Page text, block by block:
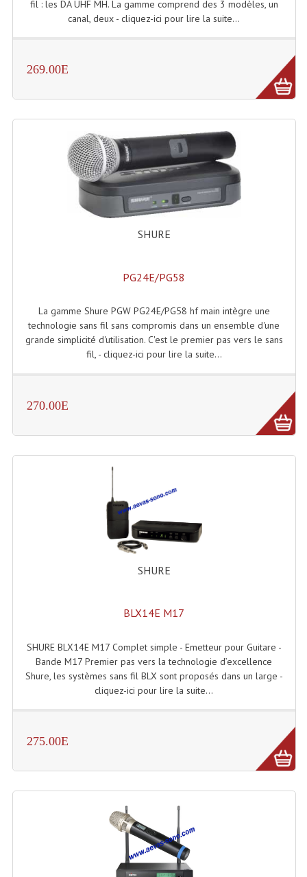
Rack 19 Pouces Multiplis
Machines À Effets Fumées, Mousses, Liquid
Effets Projection Et Jet De CO2
Machines À Brouillard
Lanceur De Flammes Et Cartouche De Gaz
Machine À Etincelles Froides
Machines À Effet Brouillard
Machines À Fumée Lourde
Liquide À Bulles
Liquides À Fumée
Liquides À Mousse
Nos Occasions Et Stock B
Les Occasions
Matériel Karaoké
Disque DVD
LISTE DU MATERIEL D'OCCASION
CRÉER UN COMPTE
fil : les DA UHF MH. La gamme comprend des 3 modèles, un
canal, deux - cliquez-ici pour lire la suite...
269.00E
SHURE
PG24E/PG58
La gamme Shure PGW PG24E/PG58 hf main intègre une
technologie sans fil sans compromis dans un ensemble d'une
grande simplicité d'utilisation. C'est le premier pas vers le sans
fil, - cliquez-ici pour lire la suite...
270.00E
SHURE
BLX14E M17
SHURE BLX14E M17 Complet simple - Emetteur pour Guitare -
Bande M17 Premier pas vers la technologie d’excellence
Shure, les systèmes sans fil BLX sont proposés dans un large -
cliquez-ici pour lire la suite...
275.00E